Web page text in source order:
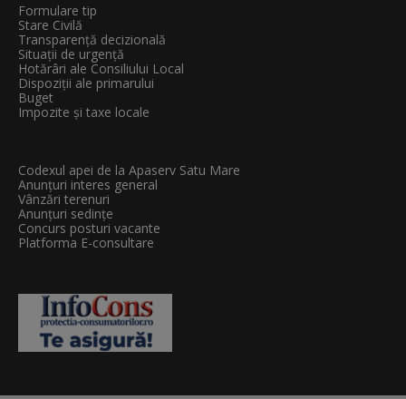
Formulare tip
Stare Civilă
Transparenţă decizională
Situații de urgență
Hotărâri ale Consiliului Local
Dispoziții ale primarului
Buget
Impozite și taxe locale
Codexul apei de la Apaserv Satu Mare
Anunțuri interes general
Vânzări terenuri
Anunțuri sedințe
Concurs posturi vacante
Platforma E-consultare